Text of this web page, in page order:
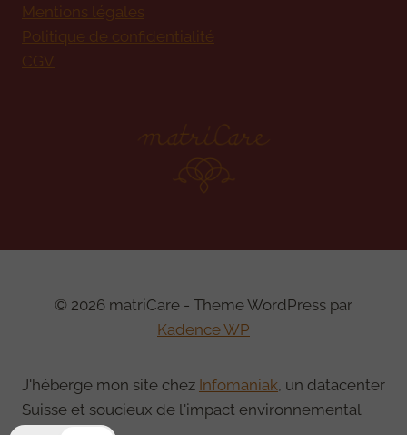
Mentions légales
Politique de confidentialité
CGV
© 2026 matriCare - Theme WordPress par
Kadence WP
J'héberge mon site chez Infomaniak, un datacenter
Suisse et soucieux de l'impact environnemental